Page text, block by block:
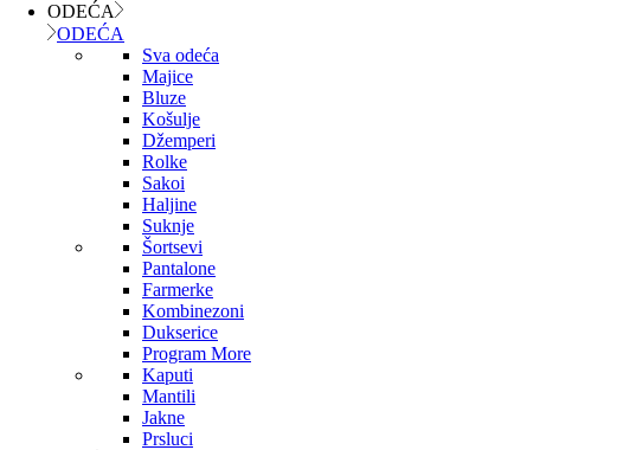
ODEĆA
ODEĆA
Sva odeća
Majice
Bluze
Košulje
Džemperi
Rolke
Sakoi
Haljine
Suknje
Šortsevi
Pantalone
Farmerke
Kombinezoni
Dukserice
Program More
Kaputi
Mantili
Jakne
Prsluci